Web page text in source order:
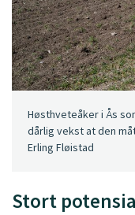
Høsthveteåker i Ås
dårlig vekst at den
Erling Fløistad
Stort